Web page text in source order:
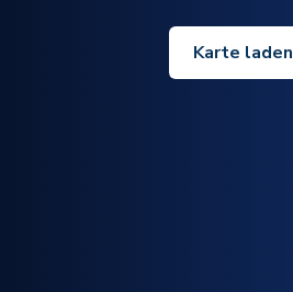
Karte laden